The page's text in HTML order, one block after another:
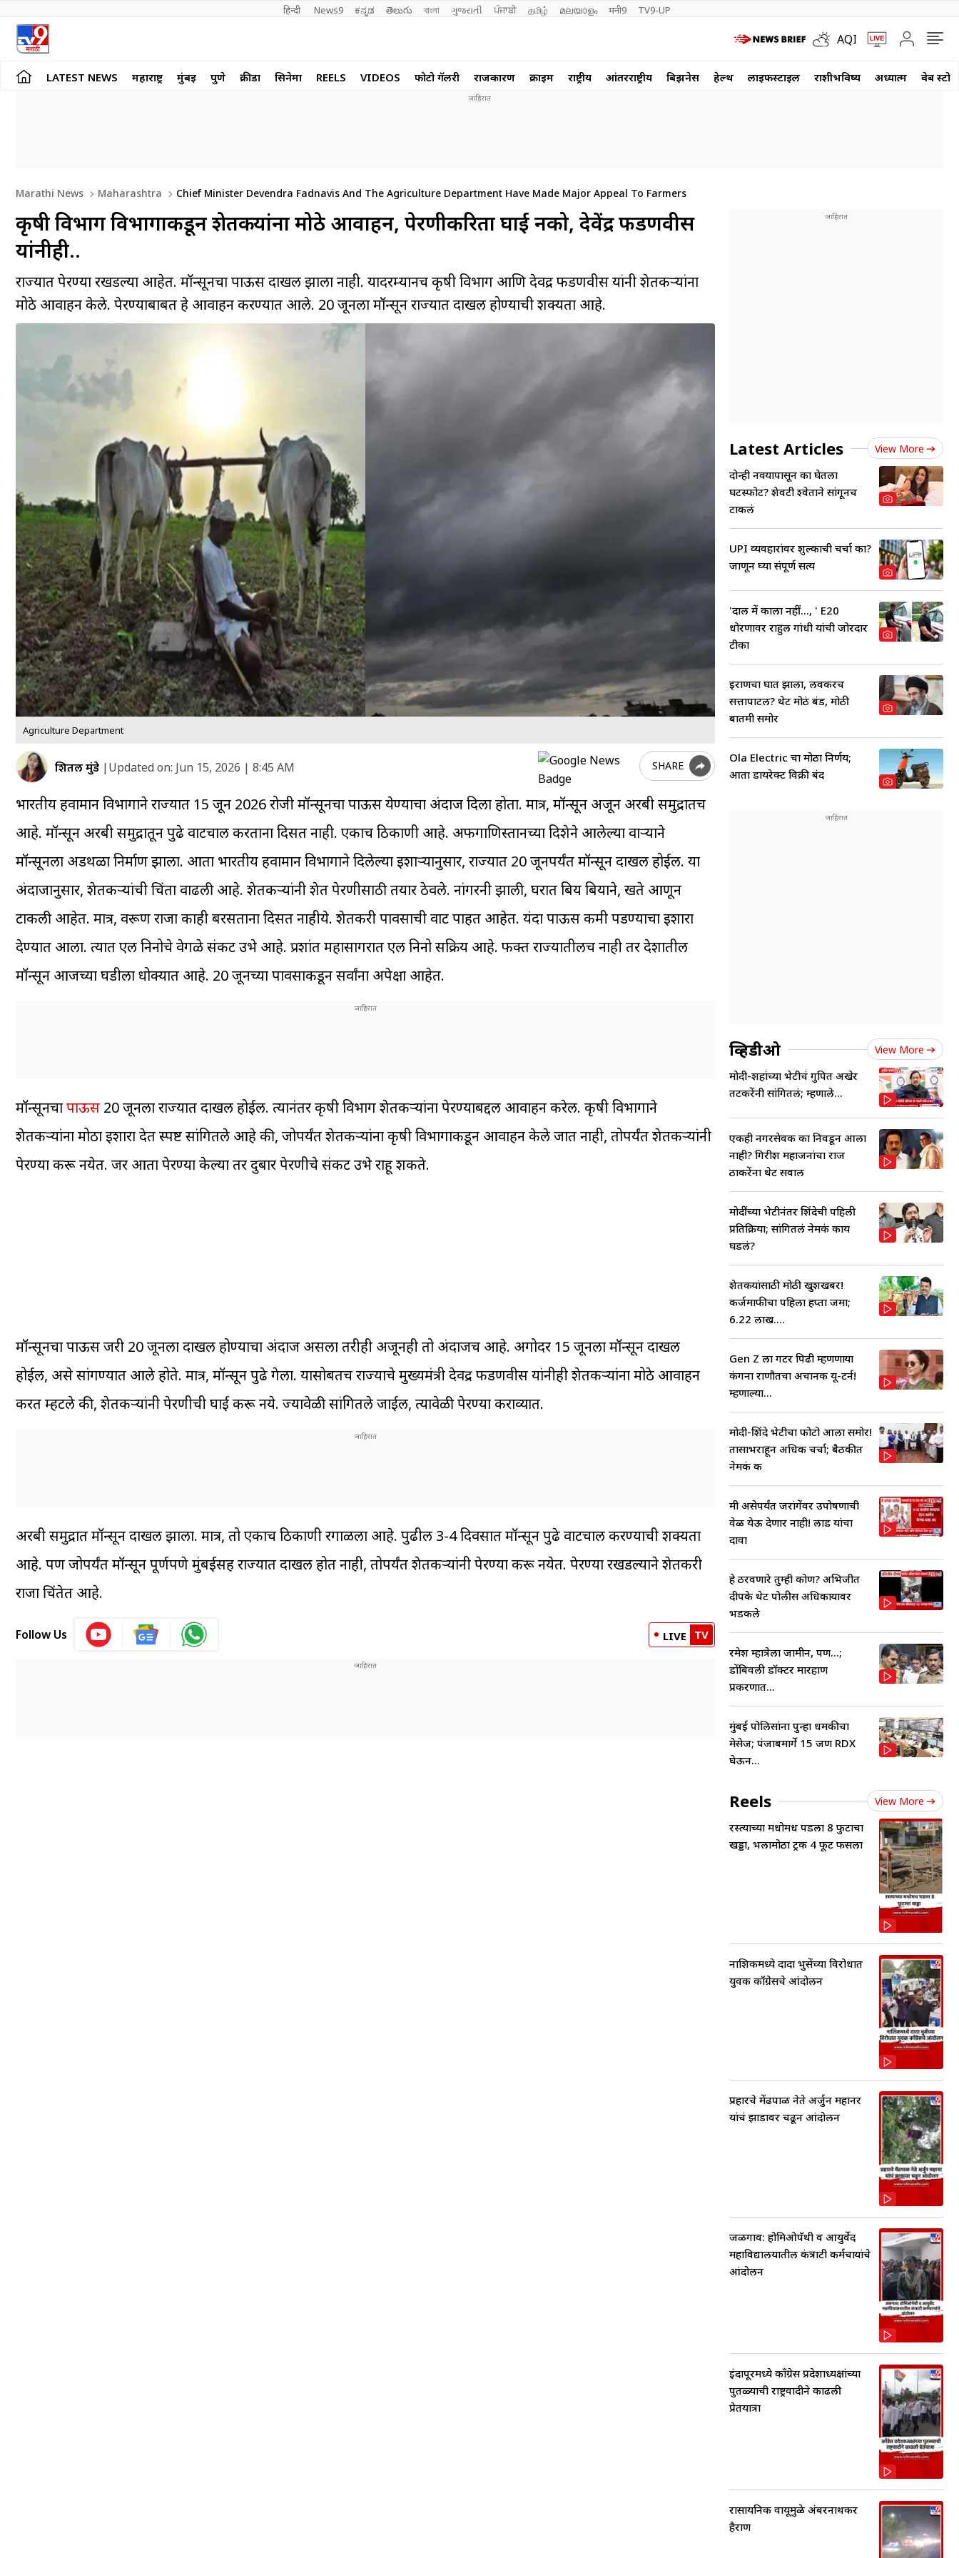
हिन्दी News9 ಕನ್ನಡ తెలుగు বাংলা ગુજરાતી ਪੰਜਾਬੀ தமிழ் മലയാളം मनी9 TV9-UP
AQI
LATEST NEWS महाराष्ट्र मुंबई पुणे क्रीडा सिनेमा REELS VIDEOS फोटो गॅलरी राजकारण क्राईम राष्ट्रीय आंतरराष्ट्रीय बिझनेस हेल्थ लाईफस्टाईल राशीभविष्य अध्यात्म वेब
Marathi News Maharashtra Chief Minister Devendra Fadnavis And The Agriculture Department Have Made Major Appeal To Farmers
कृषी विभाग विभागाकडून शेतकऱ्यांना मोठे आवाहन, पेरणीकरिता घाई नको, देवेंद्र फडणवीस
यांनीही..
राज्यात पेरण्या रखडल्या आहेत. मॉन्सूनचा पाऊस दाखल झाला नाही. यादरम्यानच कृषी विभाग आणि देवेंद्र फडणवीस यांनी शेतकऱ्यांना
मोठे आवाहन केले. पेरण्याबाबत हे आवाहन करण्यात आले. 20 जूनला मॉन्सून राज्यात दाखल होण्याची शक्यता आहे.
Agriculture Department
शितल मुंडे |Updated on: Jun 15, 2026 | 8:45 AM SHARE
भारतीय हवामान विभागाने राज्यात 15 जून 2026 रोजी मॉन्सूनचा पाऊस येण्याचा अंदाज दिला होता. मात्र, मॉन्सून अजून अरबी समुद्रातच
आहे. मॉन्सून अरबी समुद्रातून पुढे वाटचाल करताना दिसत नाही. एकाच ठिकाणी आहे. अफगाणिस्तानच्या दिशेने आलेल्या वाऱ्याने
मॉन्सूनला अडथळा निर्माण झाला. आता भारतीय हवामान विभागाने दिलेल्या इशाऱ्यानुसार, राज्यात 20 जूनपर्यंत मॉन्सून दाखल होईल. या
अंदाजानुसार, शेतकऱ्यांची चिंता वाढली आहे. शेतकऱ्यांनी शेत पेरणीसाठी तयार ठेवले. नांगरनी झाली, घरात बिय बियाने, खते आणून
टाकली आहेत. मात्र, वरूण राजा काही बरसताना दिसत नाहीये. शेतकरी पावसाची वाट पाहत आहेत. यंदा पाऊस कमी पडण्याचा इशारा
देण्यात आला. त्यात एल निनोचे वेगळे संकट उभे आहे. प्रशांत महासागरात एल निनो सक्रिय आहे. फक्त राज्यातीलच नाही तर देशातील
मॉन्सून आजच्या घडीला धोक्यात आहे. 20 जूनच्या पावसाकडून सर्वांना अपेक्षा आहेत.
मॉन्सूनचापाऊस 20 जूनला राज्यात दाखल होईल. त्यानंतर कृषी विभाग शेतकऱ्यांना पेरण्याबद्दल आवाहन करेल. कृषी विभागाने
शेतकऱ्यांना मोठा इशारा देत स्पष्ट सांगितले आहे की, जोपर्यंत शेतकऱ्यांना कृषी विभागाकडून आवाहन केले जात नाही, तोपर्यंत शेतकऱ्यांनी
पेरण्या करू नयेत. जर आता पेरण्या केल्या तर दुबार पेरणीचे संकट उभे राहू शकते.
मॉन्सूनचा पाऊस जरी 20 जूनला दाखल होण्याचा अंदाज असला तरीही अजूनही तो अंदाजच आहे. अगोदर 15 जूनला मॉन्सून दाखल
होईल, असे सांगण्यात आले होते. मात्र, मॉन्सून पुढे गेला. यासोबतच राज्याचे मुख्यमंत्री देवेंद्र फडणवीस यांनीही शेतकऱ्यांना मोठे आवाहन
करत म्हटले की, शेतकऱ्यांनी पेरणीची घाई करू नये. ज्यावेळी सांगितले जाईल, त्यावेळी पेरण्या कराव्यात.
अरबी समुद्रात मॉन्सून दाखल झाला. मात्र, तो एकाच ठिकाणी रेंगाळला आहे. पुढील 3-4 दिवसात मॉन्सून पुढे वाटचाल करण्याची शक्यता
आहे. पण जोपर्यंत मॉन्सून पूर्णपणे मुंबईसह राज्यात दाखल होत नाही, तोपर्यंत शेतकऱ्यांनी पेरण्या करू नयेत. पेरण्या रखडल्याने शेतकरी
राजा चिंतेत आहे.
Follow Us LIVE TV
Latest Articles View More
दोन्ही नवऱ्यापासून का घेतला
घटस्फोट? शेवटी श्वेताने सांगूनच
टाकलं
UPI व्यवहारांवर शुल्काची चर्चा का?
जाणून घ्या संपूर्ण सत्य
'दाल में काला नहीं..., ' E20
धोरणावर राहुल गांधी यांची जोरदार
टीका
इराणचा घात झाला, लवकरच
सत्तापाटल? थेट मोठं बंड, मोठी
बातमी समोर
Ola Electric चा मोठा निर्णय;
आता डायरेक्ट विक्री बंद
व्हिडीओ View More
मोदी-शहांच्या भेटीचं गुपित अखेर
तटकरेंनी सांगितलं; म्हणाले...
एकही नगरसेवक का निवडून आला
नाही? गिरीश महाजनांचा राज
ठाकरेंना थेट सवाल
मोदींच्या भेटीनंतर शिंदेची पहिली
प्रतिक्रिया; सांगितलं नेमकं काय
घडलं?
शेतकऱ्यांसाठी मोठी खुशखबर!
कर्जमाफीचा पहिला हप्ता जमा;
6.22 लाख....
Gen Z ला गटर पिढी म्हणणाऱ्या
कंगना राणौतचा अचानक यू-टर्न!
म्हणाल्या...
मोदी-शिंदे भेटीचा फोटो आला समोर!
तासाभराहून अधिक चर्चा; बैठकीत
नेमकं क
मी असेपर्यंत जरांगेंवर उपोषणाची
वेळ येऊ देणार नाही! लाड यांचा
दावा
हे ठरवणारे तुम्ही कोण? अभिजीत
दीपके थेट पोलीस अधिकाऱ्यावर
भडकले
रमेश म्हात्रेला जामीन, पण...;
डोंबिवली डॉक्टर मारहाण
प्रकरणात...
मुंबई पोलिसांना पुन्हा धमकीचा
मेसेज; पंजाबमार्गे 15 जण RDX
घेऊन...
Reels View More
रस्त्याच्या मधोमध पडला 8 फुटाचा
खड्डा, भलामोठा ट्रक 4 फूट फसला
नाशिकमध्ये दादा भुसेंच्या विरोधात
युवक काँग्रेसचे आंदोलन
प्रहारचे मेंढपाळ नेते अर्जुन महानर
यांचं झाडावर चढून आंदोलन
जळगाव: होमिओपॅथी व आयुर्वेद
महाविद्यालयातील कंत्राटी कर्मचाऱ्यांचे
आंदोलन
इंदापूरमध्ये काँग्रेस प्रदेशाध्यक्षांच्या
पुतळ्याची राष्ट्रवादीने काढली
प्रेतयात्रा
रासायनिक वायूमुळे अंबरनाथकर
हैराण